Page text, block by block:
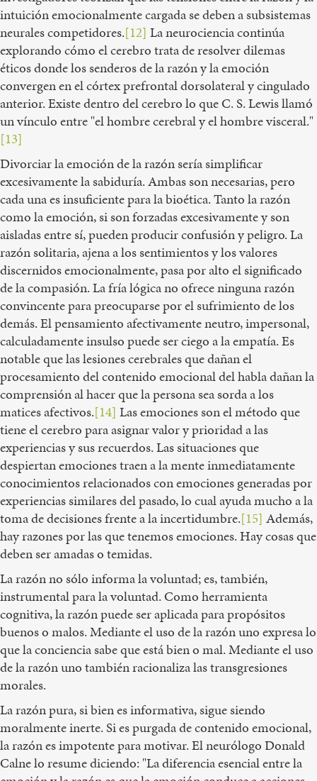
intuición emocionalmente cargada se deben a subsistemas
neurales competidores.[12] La neurociencia continúa
explorando cómo el cerebro trata de resolver dilemas
éticos donde los senderos de la razón y la emoción
convergen en el córtex prefrontal dorsolateral y cingulado
anterior. Existe dentro del cerebro lo que C. S. Lewis llamó
un vínculo entre "el hombre cerebral y el hombre visceral."
[13]
Divorciar la emoción de la razón sería simplificar
excesivamente la sabiduría. Ambas son necesarias, pero
cada una es insuficiente para la bioética. Tanto la razón
como la emoción, si son forzadas excesivamente y son
aisladas entre sí, pueden producir confusión y peligro. La
razón solitaria, ajena a los sentimientos y los valores
discernidos emocionalmente, pasa por alto el significado
de la compasión. La fría lógica no ofrece ninguna razón
convincente para preocuparse por el sufrimiento de los
demás. El pensamiento afectivamente neutro, impersonal,
calculadamente insulso puede ser ciego a la empatía. Es
notable que las lesiones cerebrales que dañan el
procesamiento del contenido emocional del habla dañan la
comprensión al hacer que la persona sea sorda a los
matices afectivos.[14] Las emociones son el método que
tiene el cerebro para asignar valor y prioridad a las
experiencias y sus recuerdos. Las situaciones que
despiertan emociones traen a la mente inmediatamente
conocimientos relacionados con emociones generadas por
experiencias similares del pasado, lo cual ayuda mucho a la
toma de decisiones frente a la incertidumbre.[15] Además,
hay razones por las que tenemos emociones. Hay cosas que
deben ser amadas o temidas.
La razón no sólo informa la voluntad; es, también,
instrumental para la voluntad. Como herramienta
cognitiva, la razón puede ser aplicada para propósitos
buenos o malos. Mediante el uso de la razón uno expresa lo
que la conciencia sabe que está bien o mal. Mediante el uso
de la razón uno también racionaliza las transgresiones
morales.
La razón pura, si bien es informativa, sigue siendo
moralmente inerte. Si es purgada de contenido emocional,
la razón es impotente para motivar. El neurólogo Donald
Calne lo resume diciendo: "La diferencia esencial entre la